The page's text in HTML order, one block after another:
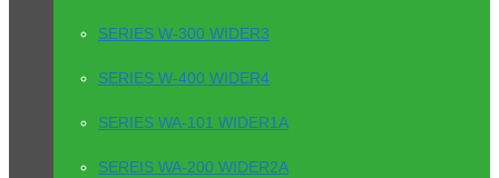
SERIES W-300 WIDER3
SERIES W-400 WIDER4
SERIES WA-101 WIDER1A
SEREIS WA-200 WIDER2A